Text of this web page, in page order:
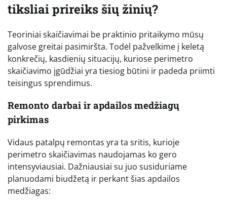
tiksliai prireiks šių žinių?
Teoriniai skaičiavimai be praktinio pritaikymo mūsų
galvose greitai pasimiršta. Todėl pažvelkime į keletą
konkrečių, kasdienių situacijų, kuriose perimetro
skaičiavimo įgūdžiai yra tiesiog būtini ir padeda priimti
teisingus sprendimus.
Remonto darbai ir apdailos medžiagų
pirkimas
Vidaus patalpų remontas yra ta sritis, kurioje
perimetro skaičiavimas naudojamas ko gero
intensyviausiai. Dažniausiai su juo susiduriame
planuodami biudžetą ir perkant šias apdailos
medžiagas: